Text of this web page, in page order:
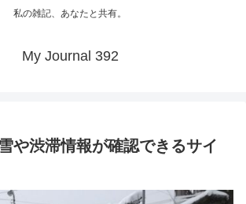
私の雑記、あなたと共有。
My Journal 392
や渋滞情報が確認できるサイ